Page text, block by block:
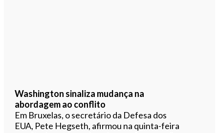
Washington sinaliza mudança na
abordagem ao conflito
Em Bruxelas, o secretário da Defesa dos
EUA, Pete Hegseth, afirmou na quinta-feira